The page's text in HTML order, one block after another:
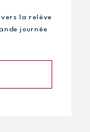
la relève
journée